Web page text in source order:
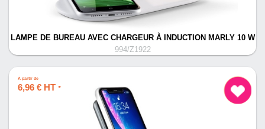
LAMPE DE BUREAU AVEC CHARGEUR À INDUCTION MARLY 10 W
994/Z1922
À partir de
6,96 € HT *